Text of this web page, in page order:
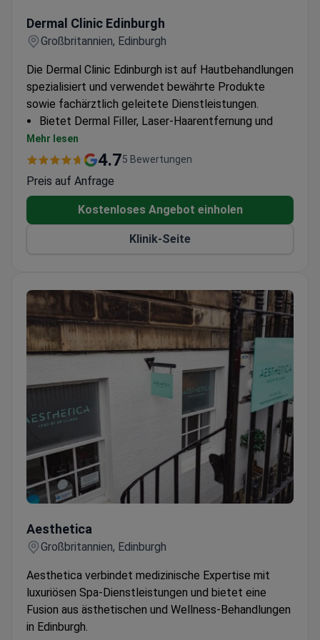
Dermal Clinic Edinburgh
Großbritannien, Edinburgh
Die Dermal Clinic Edinburgh ist auf Hautbehandlungen
spezialisiert und verwendet bewährte Produkte
sowie fachärztlich geleitete Dienstleistungen.
Bietet Dermal Filler, Laser-Haarentfernung und
Haut-Peelings
Advanced Nutrition Programme und Environ
Kostenlose Beratungsgespräche für die meisten
Behandlungen
Sonderangebote inklusive Rabatte auf Laser-
Tattooentfernung
Mehr lesen
4.75 Bewertungen
Preis auf Anfrage
Kostenloses Angebot einholen
Klinik-Seite
Aesthetica
Großbritannien, Edinburgh
Aesthetica verbindet medizinische Expertise mit
luxuriösen Spa-Dienstleistungen und bietet eine
Fusion aus ästhetischen und Wellness-Behandlungen
in Edinburgh.